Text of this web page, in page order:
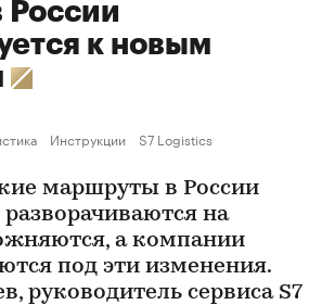
России
к новым
Инструкции S7 Logistics
маршруты в России
на
а компании
под эти изменения.
руководитель сервиса S7